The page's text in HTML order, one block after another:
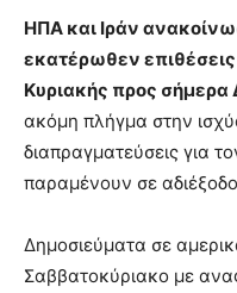
ΗΠΑ και Ιράν
εκατέρωθεν επιθέσεις
Κυριακής προς σήμερα
ακόμη πλήγμα στην
διαπραγματεύσεις για
παραμένουν σε
Δημοσιεύματα σε
Σαββατοκύριακο με